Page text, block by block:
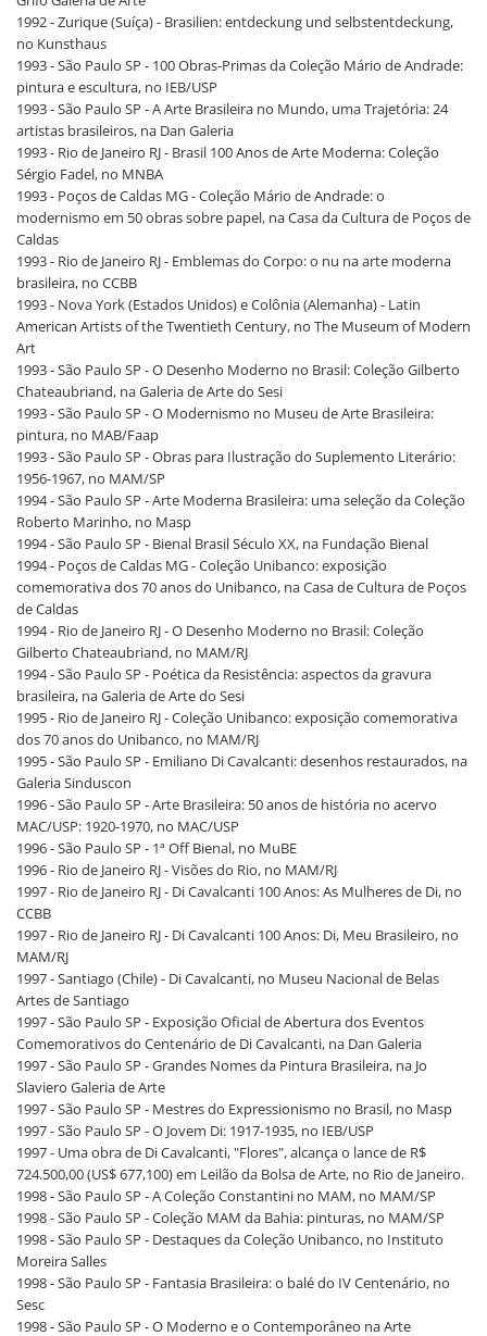
1992 - Zurique (Suíça) - Brasilien: entdeckung und selbstentdeckung,
no Kunsthaus
1993 - São Paulo SP - 100 Obras-Primas da Coleção Mário de Andrade:
pintura e escultura, no IEB/USP
1993 - São Paulo SP - A Arte Brasileira no Mundo, uma Trajetória: 24
artistas brasileiros, na Dan Galeria
1993 - Rio de Janeiro RJ - Brasil 100 Anos de Arte Moderna: Coleção
Sérgio Fadel, no MNBA
1993 - Poços de Caldas MG - Coleção Mário de Andrade: o
modernismo em 50 obras sobre papel, na Casa da Cultura de Poços de
Caldas
1993 - Rio de Janeiro RJ - Emblemas do Corpo: o nu na arte moderna
brasileira, no CCBB
1993 - Nova York (Estados Unidos) e Colônia (Alemanha) - Latin
American Artists of the Twentieth Century, no The Museum of Modern
Art
1993 - São Paulo SP - O Desenho Moderno no Brasil: Coleção Gilberto
Chateaubriand, na Galeria de Arte do Sesi
1993 - São Paulo SP - O Modernismo no Museu de Arte Brasileira:
pintura, no MAB/Faap
1993 - São Paulo SP - Obras para Ilustração do Suplemento Literário:
1956-1967, no MAM/SP
1994 - São Paulo SP - Arte Moderna Brasileira: uma seleção da Coleção
Roberto Marinho, no Masp
1994 - São Paulo SP - Bienal Brasil Século XX, na Fundação Bienal
1994 - Poços de Caldas MG - Coleção Unibanco: exposição
comemorativa dos 70 anos do Unibanco, na Casa de Cultura de Poços
de Caldas
1994 - Rio de Janeiro RJ - O Desenho Moderno no Brasil: Coleção
Gilberto Chateaubriand, no MAM/RJ
1994 - São Paulo SP - Poética da Resistência: aspectos da gravura
brasileira, na Galeria de Arte do Sesi
1995 - Rio de Janeiro RJ - Coleção Unibanco: exposição comemorativa
dos 70 anos do Unibanco, no MAM/RJ
1995 - São Paulo SP - Emiliano Di Cavalcanti: desenhos restaurados, na
Galeria Sinduscon
1996 - São Paulo SP - Arte Brasileira: 50 anos de história no acervo
MAC/USP: 1920-1970, no MAC/USP
1996 - São Paulo SP - 1ª Off Bienal, no MuBE
1996 - Rio de Janeiro RJ - Visões do Rio, no MAM/RJ
1997 - Rio de Janeiro RJ - Di Cavalcanti 100 Anos: As Mulheres de Di, no
CCBB
1997 - Rio de Janeiro RJ - Di Cavalcanti 100 Anos: Di, Meu Brasileiro, no
MAM/RJ
1997 - Santiago (Chile) - Di Cavalcanti, no Museu Nacional de Belas
Artes de Santiago
1997 - São Paulo SP - Exposição Oficial de Abertura dos Eventos
Comemorativos do Centenário de Di Cavalcanti, na Dan Galeria
1997 - São Paulo SP - Grandes Nomes da Pintura Brasileira, na Jo
Slaviero Galeria de Arte
1997 - São Paulo SP - Mestres do Expressionismo no Brasil, no Masp
1997 - São Paulo SP - O Jovem Di: 1917-1935, no IEB/USP
1997 - Uma obra de Di Cavalcanti, "Flores", alcança o lance de R$
724.500,00 (US$ 677,100) em Leilão da Bolsa de Arte, no Rio de Janeiro.
1998 - São Paulo SP - A Coleção Constantini no MAM, no MAM/SP
1998 - São Paulo SP - Coleção MAM da Bahia: pinturas, no MAM/SP
1998 - São Paulo SP - Destaques da Coleção Unibanco, no Instituto
Moreira Salles
1998 - São Paulo SP - Fantasia Brasileira: o balé do IV Centenário, no
Sesc
1998 - São Paulo SP - O Moderno e o Contemporâneo na Arte